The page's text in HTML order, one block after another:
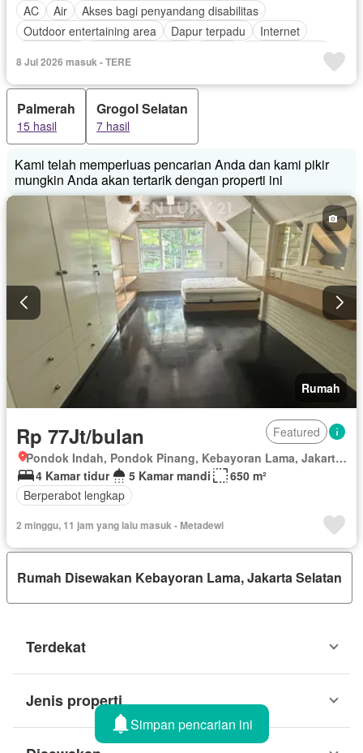
AC
Air
Akses bagi penyandang disabilitas
Outdoor entertaining area
Dapur terpadu
Internet
Secure parking
Rumah jaga
Taman
8 Jul 2026 masuk - TERE
Palmerah
15 hasil
Grogol Selatan
7 hasil
Kami telah memperluas pencarian Anda dan kami pikir
mungkin Anda akan tertarik dengan properti ini
Rumah
Rp 77Jt/bulan
Featured
Pondok Indah, Pondok Pinang, Kebayoran Lama, Jakarta Selatan, Daerah Khusus Ibukota Jakarta
4 Kamar tidur
5 Kamar mandi
650 m²
Berperabot lengkap
2 minggu, 11 jam yang lalu masuk - Metadewi
Rumah Disewakan Kebayoran Lama, Jakarta Selatan
Terdekat
Jenis properti
Simpan pencarian ini